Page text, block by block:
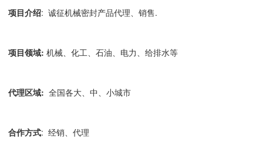
项目介绍: 诚征机械密封产品代理、销售.
项目领域: 机械、化工、石油、电力、给排水等
代理区域: 全国各大、中、小城市
合作方式: 经销、代理